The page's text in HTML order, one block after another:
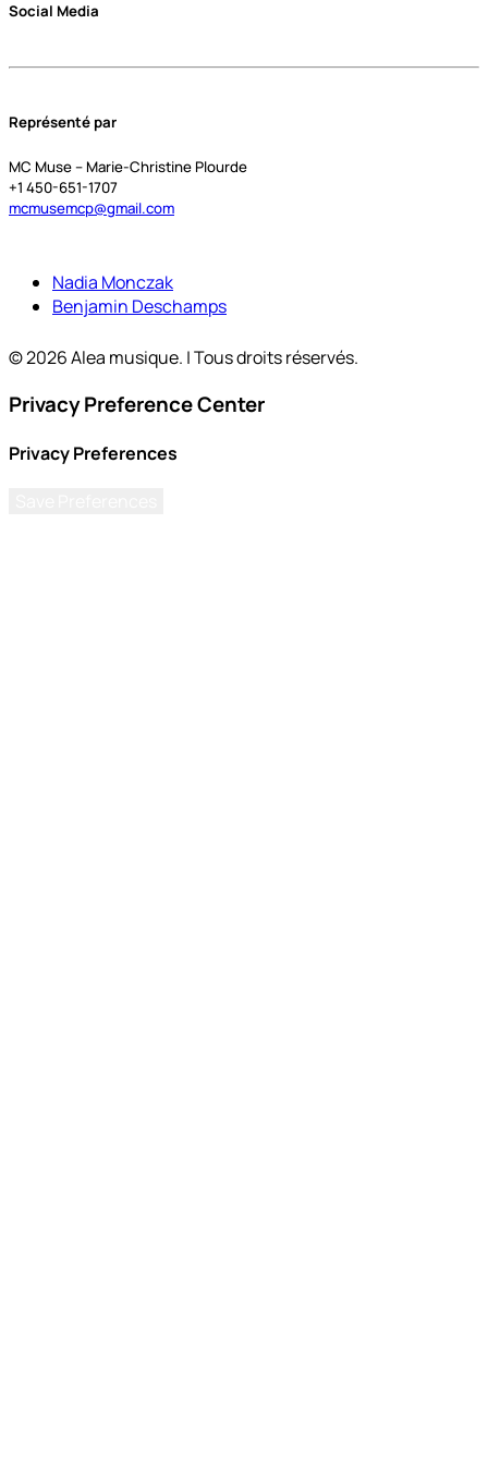
Social Media
Représenté par
MC Muse – Marie-Christine Plourde
+1 450-651-1707
mcmusemcp@gmail.com
Nadia Monczak
Benjamin Deschamps
© 2026 Alea musique. | Tous droits réservés.
Privacy Preference Center
Privacy Preferences